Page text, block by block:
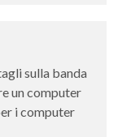
sulla banda
un computer
i computer